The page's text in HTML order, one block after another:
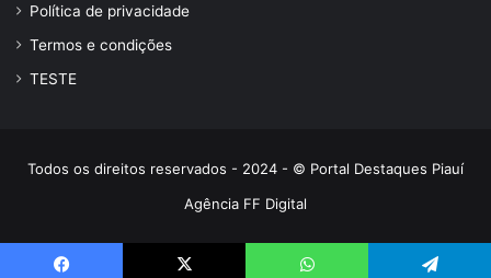
Política de privacidade
Termos e condições
TESTE
Todos os direitos reservados - 2024 - © Portal Destaques Piauí
Agência FF Digital